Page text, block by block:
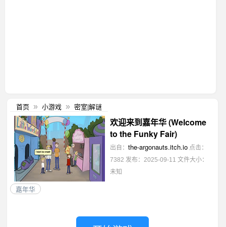
首页 » 小游戏 » 密室|解谜
欢迎来到嘉年华 (Welcome
to the Funky Fair)
出自： the-argonauts.itch.io 点击：
7382 发布：2025-09-11 文件大小：
未知
嘉年华